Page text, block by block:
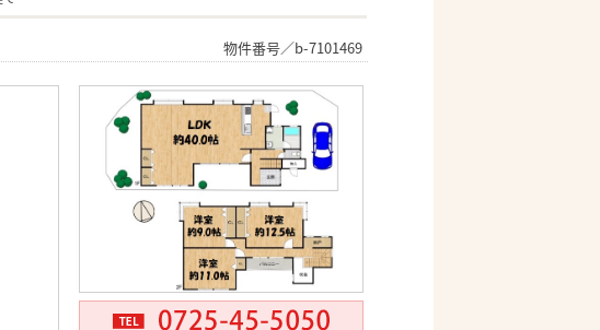
物件番号／b-7101469